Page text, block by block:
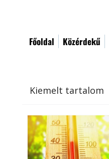
Főoldal Közérdekű
Kiemelt tartalom